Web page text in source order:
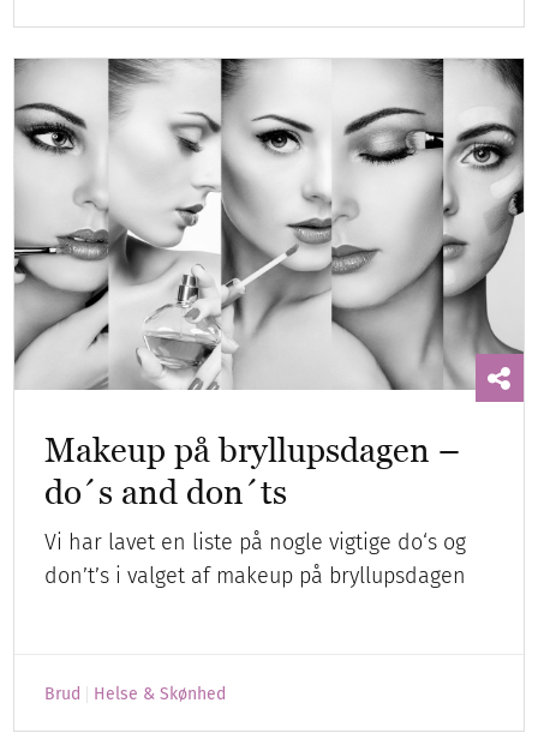
Makeup på bryllupsdagen –
do´s and don´ts
Vi har lavet en liste på nogle vigtige do‘s og
don’t’s i valget af makeup på bryllupsdagen
Brud Helse & Skønhed